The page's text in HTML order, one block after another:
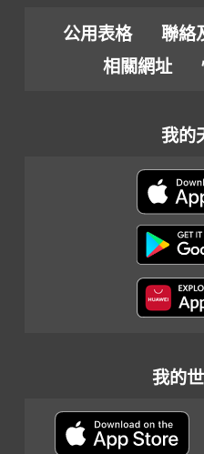
公用表格 聯絡
相關網址
我的
我的